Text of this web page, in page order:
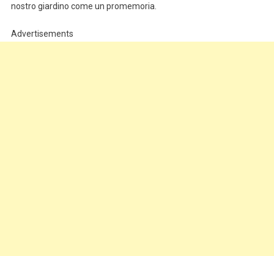
nostro giardino come un promemoria.
Advertisements